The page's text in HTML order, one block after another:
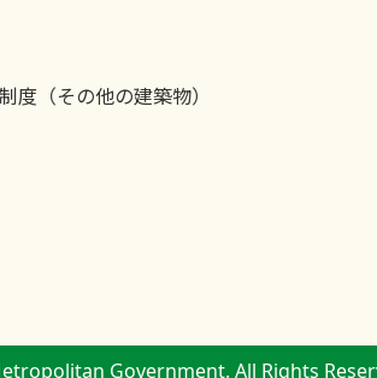
度（その他の建築物）
Government. All Rights